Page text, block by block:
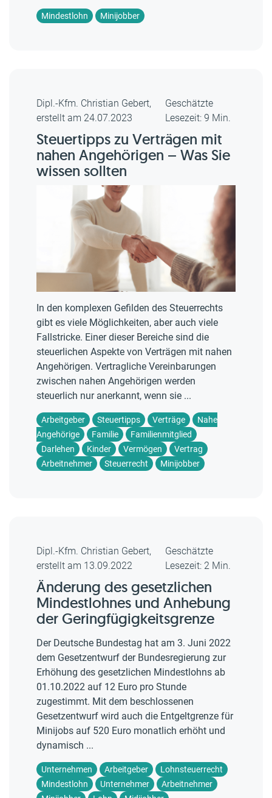
Mindestlohn Minijobber
Dipl.-Kfm. Christian Gebert,
erstellt am 24.07.2023
Geschätzte
Lesezeit: 9 Min.
Steuertipps zu Verträgen mit
nahen Angehörigen – Was Sie
wissen sollten
In den komplexen Gefilden des Steuerrechts
gibt es viele Möglichkeiten, aber auch viele
Fallstricke. Einer dieser Bereiche sind die
steuerlichen Aspekte von Verträgen mit nahen
Angehörigen. Vertragliche Vereinbarungen
zwischen nahen Angehörigen werden
steuerlich nur anerkannt, wenn sie ...
Arbeitgeber Steuertipps Verträge
Nahe
Angehörige
Familie
Familienmitglied
Darlehen
Kinder Vermögen
Vertrag
Arbeitnehmer
Steuerrecht Minijobber
Dipl.-Kfm. Christian Gebert,
erstellt am 13.09.2022
Geschätzte
Lesezeit: 2 Min.
Änderung des gesetzlichen
Mindestlohnes und Anhebung
der Geringfügigkeitsgrenze
Der Deutsche Bundestag hat am 3. Juni 2022
dem Gesetzentwurf der Bundesregierung zur
Erhöhung des gesetzlichen Mindestlohns ab
01.10.2022 auf 12 Euro pro Stunde
zugestimmt. Mit dem beschlossenen
Gesetzentwurf wird auch die Entgeltgrenze für
Minijobs auf 520 Euro monatlich erhöht und
dynamisch ...
Unternehmen Arbeitgeber
Lohnsteuerrecht
Mindestlohn
Unternehmer
Arbeitnehmer